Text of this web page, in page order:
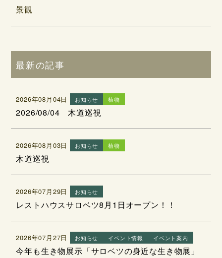
景観
最新の記事
2026年08月04日 お知らせ 植物
2026/08/04 木道巡視
2026年08月03日 お知らせ 植物
木道巡視
2026年07月29日 お知らせ
レストハウスサロベツ8月1日オープン！！
2026年07月27日 お知らせ イベント情報 イベント案内
今年も生き物展示「サロベツの身近な生き物展」